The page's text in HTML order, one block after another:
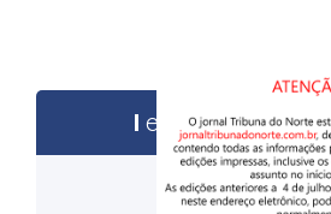
edições